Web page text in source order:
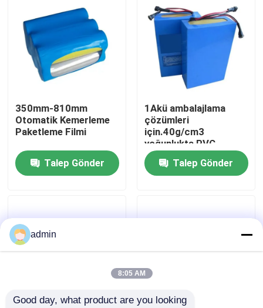
VİDEOLAR
Hakkımızda
Fabrika turu
Kalite kontrol
PE küçültme filmleri
pvc büzülme filmi
350mm-810mm
Otomatik Kemerleme
Paketleme Filmi
Talep Gönder
1Akü ambalajlama
çözümleri
için.40g/cm3
yoğunlukta PVC
daralma filmleri
Talep Gönder
admin
8:05 AM
Good day, what product are you looking